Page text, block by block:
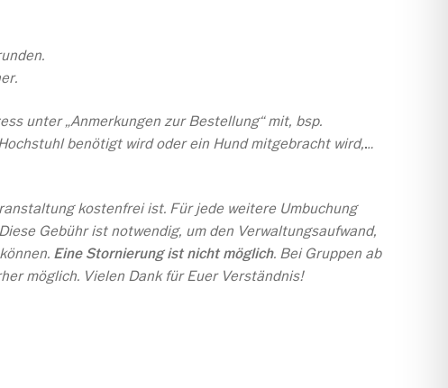
unter „Anmerkungen zur Bestellung“ mit, bsp.
benötigt wird oder ein Hund mitgebracht wird,…
kostenfrei ist. Für jede weitere Umbuchung
Gebühr ist notwendig, um den Verwaltungsaufwand,
Eine Stornierung ist nicht möglich. Bei Gruppen ab
möglich. Vielen Dank für Euer Verständnis!